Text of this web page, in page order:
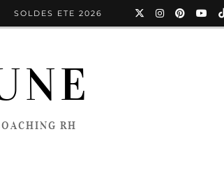
RH
SOLDES ETE 2026